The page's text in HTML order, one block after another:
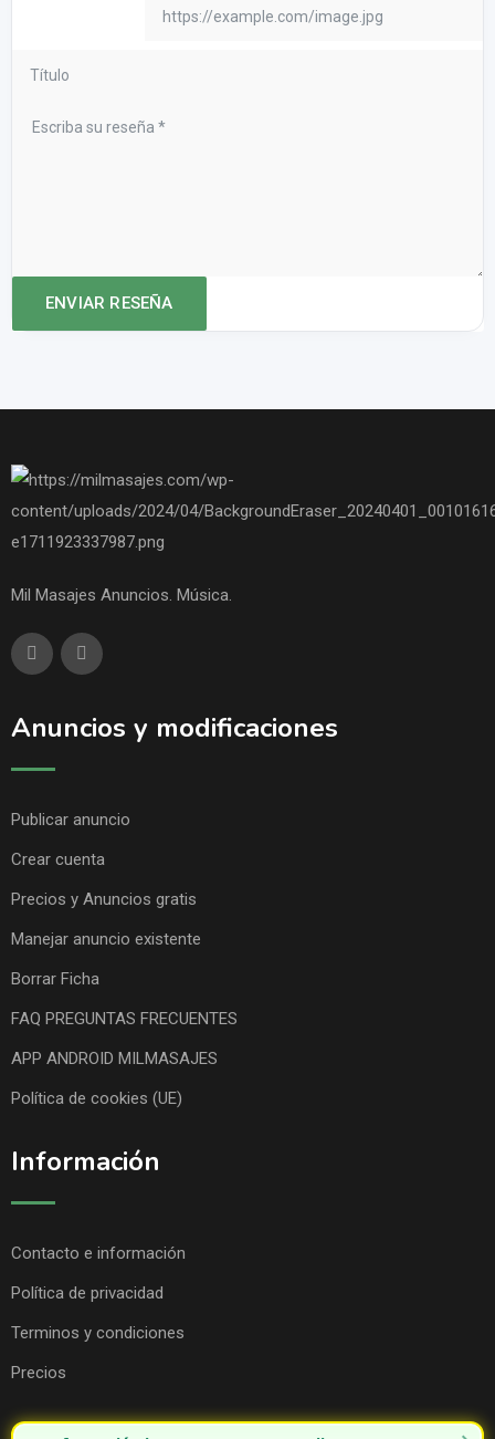
Mil Masajes Anuncios. Música.
Anuncios y modificaciones
Publicar anuncio
Crear cuenta
Precios y Anuncios gratis
Manejar anuncio existente
Borrar Ficha
FAQ PREGUNTAS FRECUENTES
APP ANDROID MILMASAJES
Política de cookies (UE)
Información
Contacto e información
Política de privacidad
Terminos y condiciones
Precios